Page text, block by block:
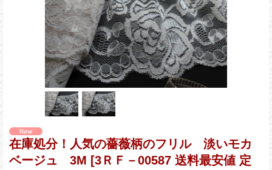
在庫処分！人気の薔薇柄のフリル 淡いモカ
ベージュ 3M [3ＲＦ－00587 送料最安値 定